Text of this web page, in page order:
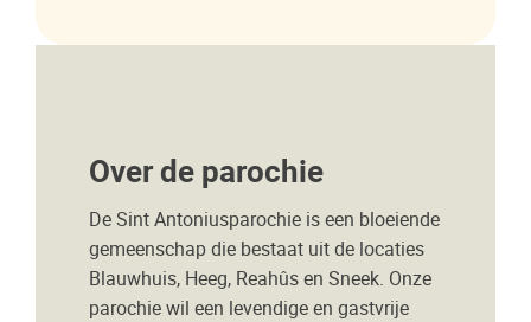
Over de parochie
De Sint Antoniusparochie is een bloeiende
gemeenschap die bestaat uit de locaties
Blauwhuis, Heeg, Reahûs en Sneek. Onze
parochie wil een levendige en gastvrije